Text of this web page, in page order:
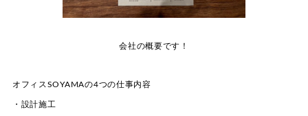
会社の概要です！
オフィスSOYAMAの4つの仕事内容
・設計施工